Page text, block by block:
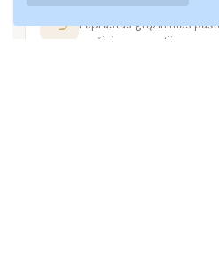
14 DIENŲ GRĄŽINIMAS
Paprastas grąžinimas
grąžinimo garantija